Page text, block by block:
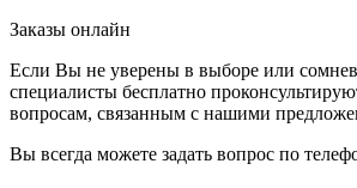
Заказы онлайн
Если Вы не уверены в выборе или
специалисты бесплатно
вопросам, связанным с нашими
Вы всегда можете задать вопрос по